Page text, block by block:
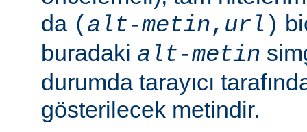
da ( alt-metin, url )
buradaki alt-metin
durumda tarayıcı
gösterilecek metindir.